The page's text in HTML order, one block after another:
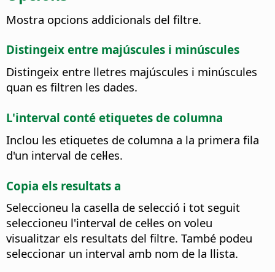
Mostra opcions addicionals del filtre.
Distingeix entre majúscules i minúscules
Distingeix entre lletres majúscules i minúscules
quan es filtren les dades.
L'interval conté etiquetes de columna
Inclou les etiquetes de columna a la primera fila
d'un interval de cel·les.
Copia els resultats a
Seleccioneu la casella de selecció i tot seguit
seleccioneu l'interval de cel·les on voleu
visualitzar els resultats del filtre. També podeu
seleccionar un interval amb nom de la llista.